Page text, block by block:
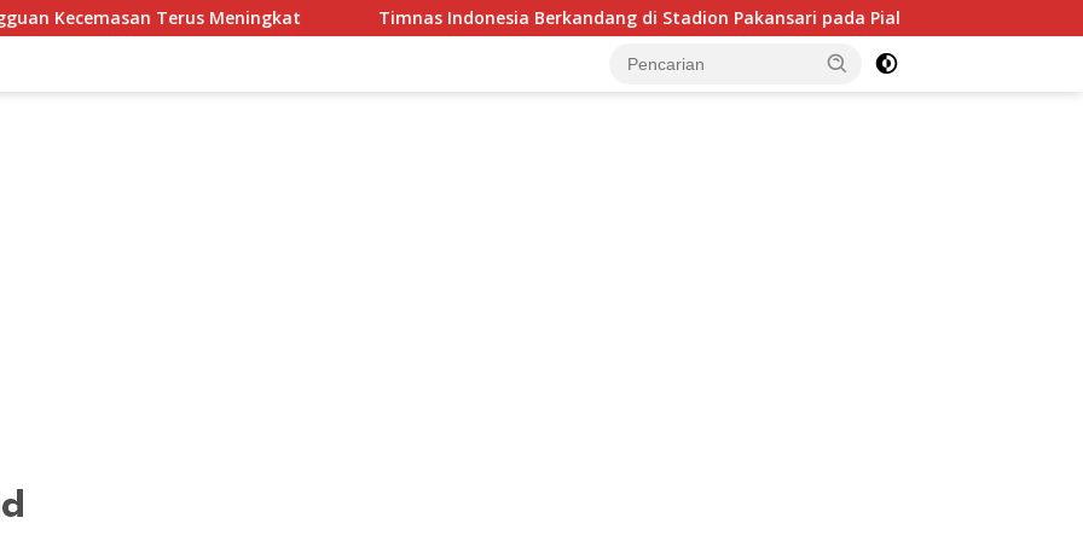
Kecemasan Terus Meningkat Timnas Indonesia Berkandang di Stadion Pakansari pada Piala AFF 2026, Hadapi